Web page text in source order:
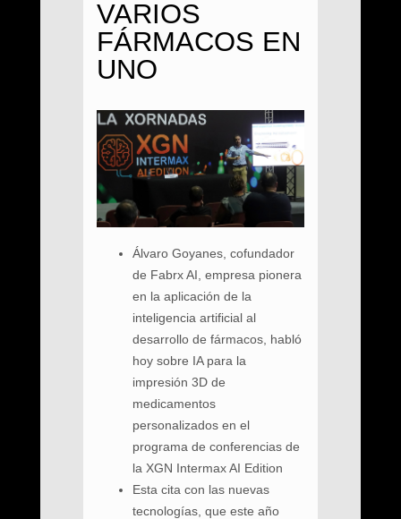
VARIOS
FÁRMACOS EN
UNO
Álvaro Goyanes, cofundador
de Fabrx AI, empresa pionera
en la aplicación de la
inteligencia artificial al
desarrollo de fármacos, habló
hoy sobre IA para la
impresión 3D de
medicamentos
personalizados en el
programa de conferencias de
la XGN Intermax AI Edition
Esta cita con las nuevas
tecnologías, que este año